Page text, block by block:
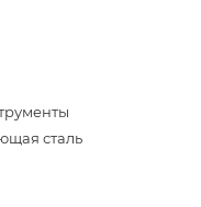
сталь